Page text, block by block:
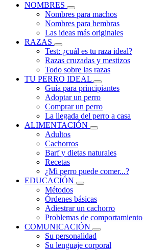
NOMBRES
Nombres para machos
Nombres para hembras
Las ideas más originales
RAZAS
Test: ¿cuál es tu raza ideal?
Razas cruzadas y mestizos
Todo sobre las razas
TU PERRO IDEAL
Guía para principiantes
Adoptar un perro
Comprar un perro
La llegada del perro a casa
ALIMENTACIÓN
Adultos
Cachorros
Barf y dietas naturales
Recetas
¿Mi perro puede comer...?
EDUCACIÓN
Métodos
Órdenes básicas
Adiestrar un cachorro
Problemas de comportamiento
COMUNICACIÓN
Su personalidad
Su lenguaje corporal